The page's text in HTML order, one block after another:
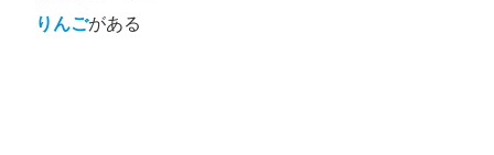
りんごがある